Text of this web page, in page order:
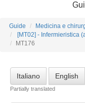
Guide Medicina e
[MT02] - Infermieristica
MT176
Italiano English
Partially translated